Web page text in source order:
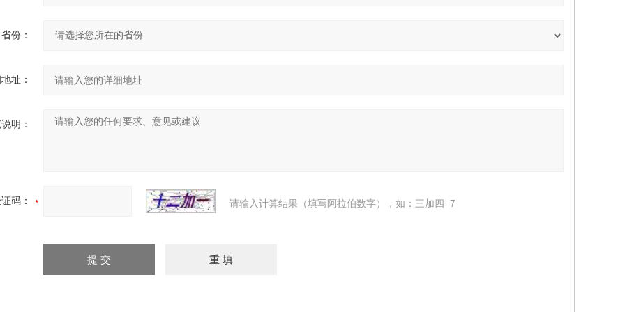
省份：
址：
明：
码： 请输入计算结果（填写阿拉伯数字），如：三加四=7